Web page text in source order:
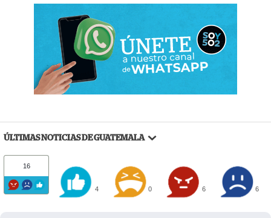
ÚLTIMAS NOTICIAS DE GUATEMALA
16
4 0 6 6